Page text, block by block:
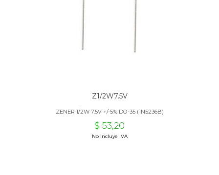
Z1/2W7.5V
ZENER 1/2W 7.5V +/-5% DO-35 (1N5236B)
$ 53,20
No incluye IVA